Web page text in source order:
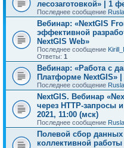
лесозаготовкой» | 1
Последнее сообщение
Вебинар: «NextGIS
эффективной
NextGIS Web»
Последнее сообщение
Ответы: 1
Вебинар: «Работа с
Платформе NextGIS» |
Последнее сообщение
NextGIS. Вебинар
через HTTP-запросы
2021, 11:00 (мск)
Последнее сообщение
Полевой сбор
коллективной